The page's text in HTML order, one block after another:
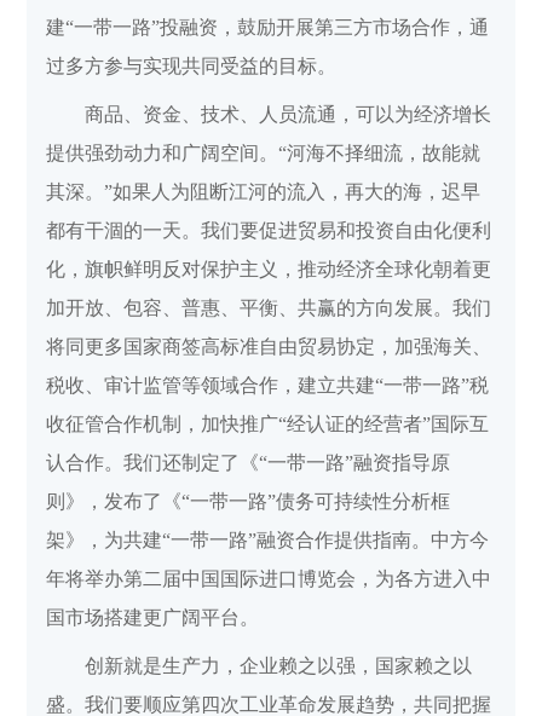
建“一带一路”投融资，鼓励开展第三方市场合作，通
过多方参与实现共同受益的目标。
商品、资金、技术、人员流通，可以为经济增长
提供强劲动力和广阔空间。“河海不择细流，故能就
其深。”如果人为阻断江河的流入，再大的海，迟早
都有干涸的一天。我们要促进贸易和投资自由化便利
化，旗帜鲜明反对保护主义，推动经济全球化朝着更
加开放、包容、普惠、平衡、共赢的方向发展。我们
将同更多国家商签高标准自由贸易协定，加强海关、
税收、审计监管等领域合作，建立共建“一带一路”税
收征管合作机制，加快推广“经认证的经营者”国际互
认合作。我们还制定了《“一带一路”融资指导原
则》，发布了《“一带一路”债务可持续性分析框
架》，为共建“一带一路”融资合作提供指南。中方今
年将举办第二届中国国际进口博览会，为各方进入中
国市场搭建更广阔平台。
创新就是生产力，企业赖之以强，国家赖之以
盛。我们要顺应第四次工业革命发展趋势，共同把握